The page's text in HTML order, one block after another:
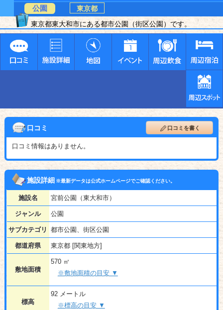
公園
東京都
東京都東大和市にある都市公園（街区公園）です。
口コミ 口コミを書く
口コミ情報はありません。
施設詳細※最新データは公式ホームページでご確認ください。
施設名 宮前公園（東大和市）
ジャンル 公園
サブカテゴリ 都市公園、街区公園
都道府県 東京都 [関東地方]
敷地面積
570 ㎡
※敷地面積の目安 ▼
標高
92 メートル
※標高の目安 ▼